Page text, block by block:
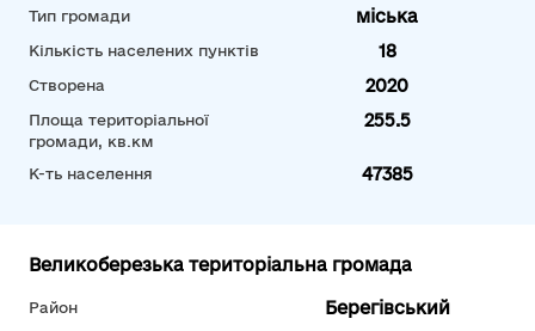
Тип громади міська
Кількість населених пунктів 18
Створена 2020
Площа територіальної
громади, кв.км
255.5
К-ть населення 47385
Великоберезька територіальна громада
Район Берегівський